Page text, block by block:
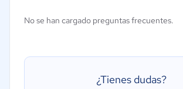
No se han cargado preguntas frecuentes.
¿Tienes dudas?